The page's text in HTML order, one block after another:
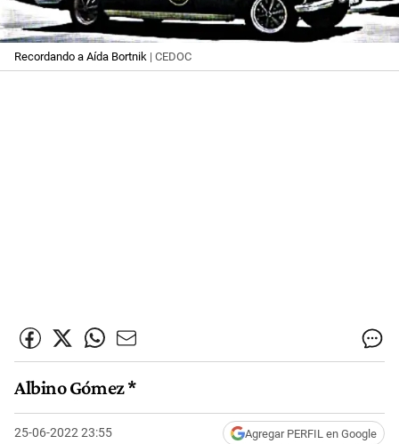
Recordando a Aída Bortnik | CEDOC
Albino Gómez *
25-06-2022 23:55 Agregar PERFIL en Google